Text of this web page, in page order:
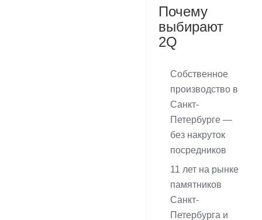
Почему
выбирают
2Q
Собственное
производство в
Санкт-
Петербурге —
без накруток
посредников
11 лет на рынке
памятников
Санкт-
Петербурга и